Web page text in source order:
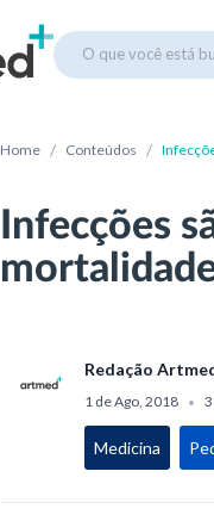
O que você está
Home / Conteúdos /
Infecções
Redação
1 de Ago, 2018 •
Medicina